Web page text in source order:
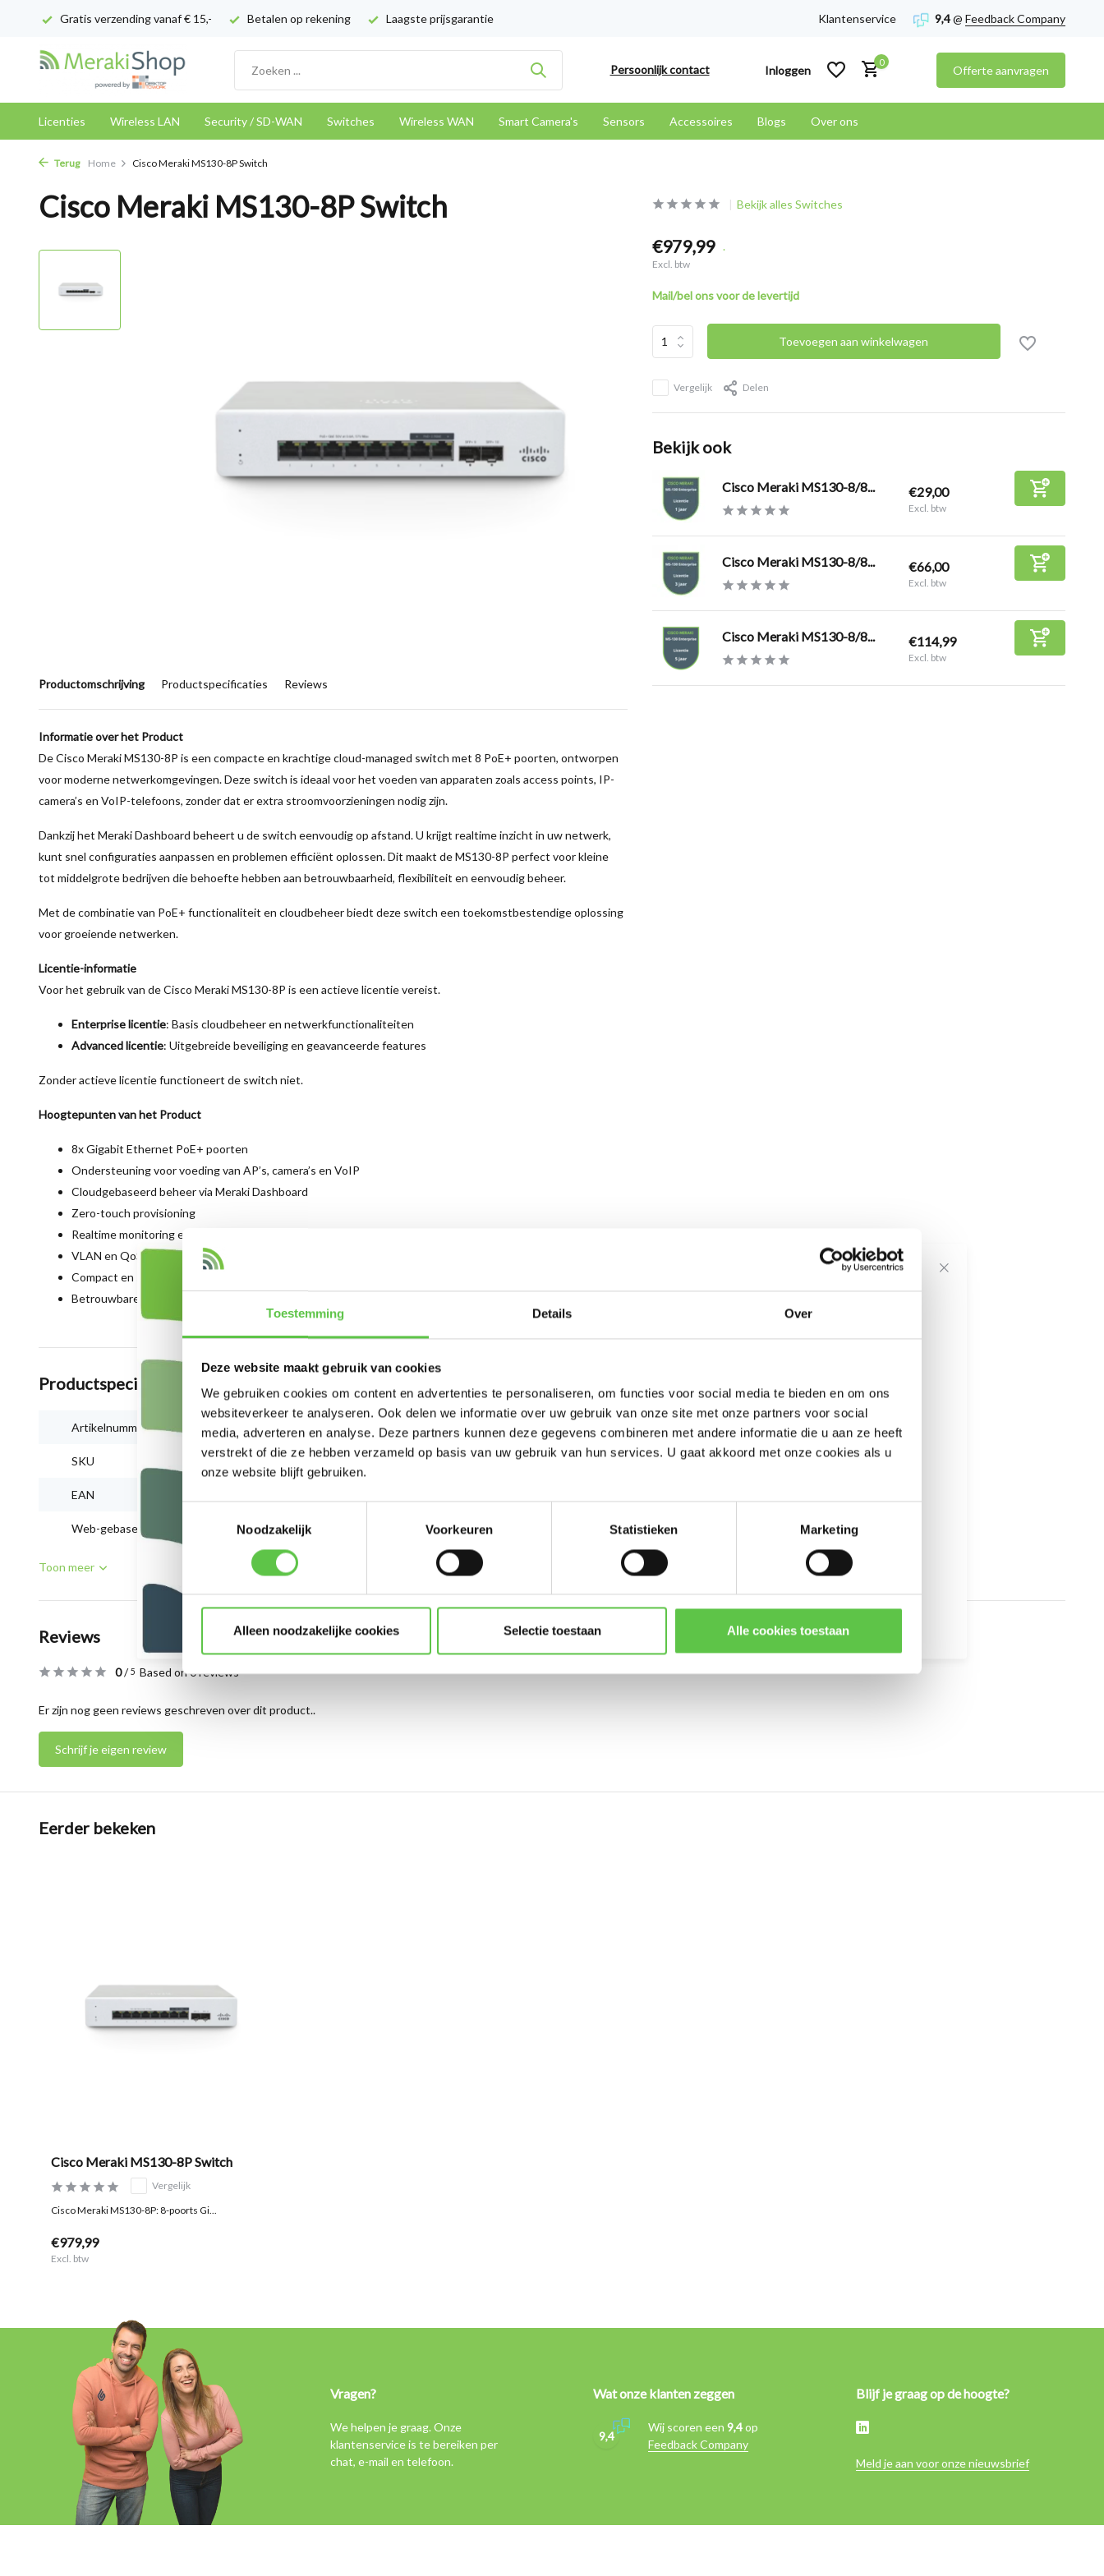
Toestemming Details Over
Deze website maakt gebruik van cookies
We gebruiken cookies om content en advertenties te personaliseren, om functies voor social media te bieden en om ons
websiteverkeer te analyseren. Ook delen we informatie over uw gebruik van onze site met onze partners voor social
media, adverteren en analyse. Deze partners kunnen deze gegevens combineren met andere informatie die u aan ze heeft
verstrekt of die ze hebben verzameld op basis van uw gebruik van hun services. U gaat akkoord met onze cookies als u
onze website blijft gebruiken.
Noodzakelijk
Voorkeuren Statistieken Marketing
Alleen noodzakelijke cookies Selectie toestaan Alle cookies toestaan
Gratis verzending vanaf € 15,- Betalen op rekening Laagste prijsgarantie Klantenservice 9,4@ Feedback Company
Persoonlijk contact Inloggen
0
Offerte aanvragen
Licenties Wireless LAN Security / SD-WAN Switches Wireless WAN Smart Camera's Sensors Accessoires Blogs Over ons
Terug Home Cisco Meraki MS130-8P Switch
Cisco Meraki MS130-8P Switch
Productomschrijving Productspecificaties Reviews
Informatie over het Product
De Cisco Meraki MS130-8P is een compacte en krachtige cloud-managed switch met 8 PoE+ poorten, ontworpen
voor moderne netwerkomgevingen. Deze switch is ideaal voor het voeden van apparaten zoals access points, IP-
camera’s en VoIP-telefoons, zonder dat er extra stroomvoorzieningen nodig zijn.
Dankzij het Meraki Dashboard beheert u de switch eenvoudig op afstand. U krijgt realtime inzicht in uw netwerk,
kunt snel configuraties aanpassen en problemen efficiënt oplossen. Dit maakt de MS130-8P perfect voor kleine
tot middelgrote bedrijven die behoefte hebben aan betrouwbaarheid, flexibiliteit en eenvoudig beheer.
Met de combinatie van PoE+ functionaliteit en cloudbeheer biedt deze switch een toekomstbestendige oplossing
voor groeiende netwerken.
Licentie-informatie
Voor het gebruik van de Cisco Meraki MS130-8P is een actieve licentie vereist.
Enterprise licentie: Basis cloudbeheer en netwerkfunctionaliteiten
Advanced licentie: Uitgebreide beveiliging en geavanceerde features
Zonder actieve licentie functioneert de switch niet.
Hoogtepunten van het Product
8x Gigabit Ethernet PoE+ poorten
Ondersteuning voor voeding van AP’s, camera’s en VoIP
Cloudgebaseerd beheer via Meraki Dashboard
Zero-touch provisioning
Realtime monitoring en beheer
VLAN en QoS ondersteuning
Compact en stil ontwerp
Betrouwbare enterprise prestaties
Productspecificaties
Artikelnummer MS130-8P-HW
SKU MS130-8P-HW
EAN
Web-gebaseerd management Ja, met licentie
Toon meer
Bekijk alles Switches
€979,99 .
Excl. btw
Mail/bel ons voor de levertijd
Toevoegen aan winkelwagen
Vergelijk Delen
Bekijk ook
Cisco Meraki MS130-8/8... €29,00
Excl. btw
Cisco Meraki MS130-8/8... €66,00
Excl. btw
Cisco Meraki MS130-8/8... €114,99
Excl. btw
Reviews
0/5 Based on 0 reviews
Er zijn nog geen reviews geschreven over dit product..
Schrijf je eigen review
Eerder bekeken
Cisco Meraki MS130-8P Switch
Vergelijk
Cisco Meraki MS130-8P: 8-poorts Gi...
€979,99
Excl. btw
Vragen?
We helpen je graag. Onze
klantenservice is te bereiken per
chat, e-mail en telefoon.
Wat onze klanten zeggen
9,4
Wij scoren een 9,4op
Feedback Company
Blijf je graag op de hoogte?
Meld je aan voor onze nieuwsbrief
Schrijf je in voor onze
Updates, acties & productinformatie
E-mailadres*
* Lees hier de wettelijke beperkingen